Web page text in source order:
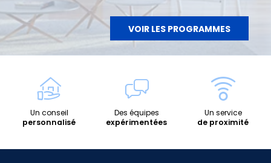
VOIR LES PROGRAMMES
Un conseil
personnalisé
Des équipes
expérimentées
Un service
de proximité